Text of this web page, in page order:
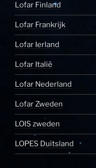
Lofar Finland
Lofar Frankrijk
Lofar Ierland
Lofar Italië
Lofar Nederland
Lofar Zweden
LOIS zweden
LOPES Duitsland